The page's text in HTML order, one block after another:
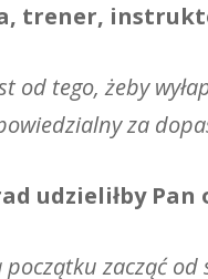
trener,
od tego, żeby
za
udzieliłby
początku zacząć